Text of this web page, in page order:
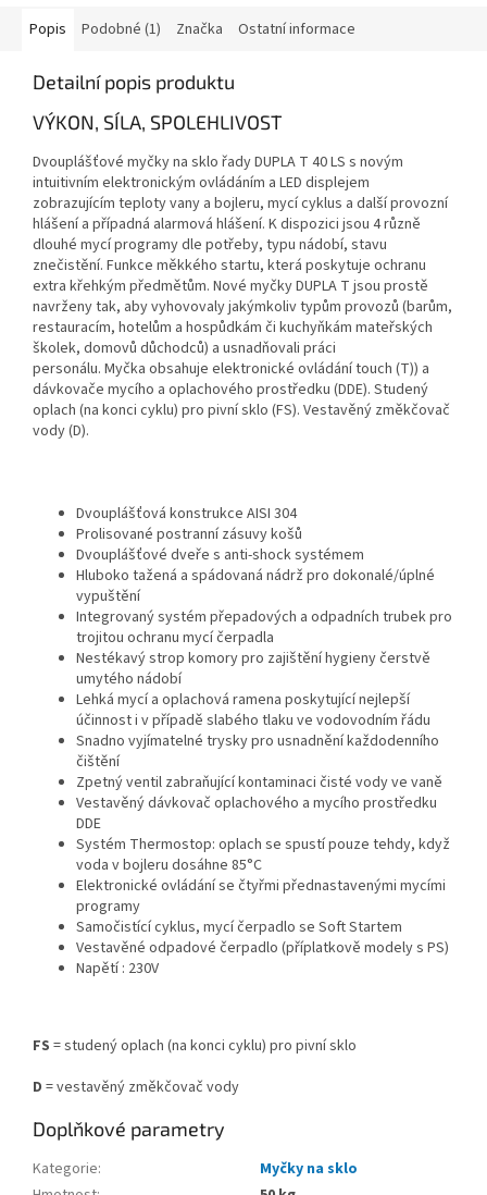
Popis Podobné (1) Značka Ostatní informace
Detailní popis produktu
VÝKON, SÍLA, SPOLEHLIVOST
Dvouplášťové myčky na sklo řady DUPLA T 40 LS s novým
intuitivním elektronickým ovládáním a LED displejem
zobrazujícím teploty vany a bojleru, mycí cyklus a další provozní
hlášení a případná alarmová hlášení. K dispozici jsou 4 různě
dlouhé mycí programy dle potřeby, typu nádobí, stavu
znečistění. Funkce měkkého startu, která poskytuje ochranu
extra křehkým předmětům. Nové myčky DUPLA T jsou prostě
navrženy tak, aby vyhovovaly jakýmkoliv typům provozů (barům,
restauracím, hotelům a hospůdkám či kuchyňkám mateřských
školek, domovů důchodců) a usnadňovali práci
personálu. Myčka obsahuje elektronické ovládání touch (T)) a
dávkovače mycího a oplachového prostředku (DDE). Studený
oplach (na konci cyklu) pro pivní sklo (FS). Vestavěný změkčovač
vody (D).
Dvouplášťová konstrukce AISI 304
Prolisované postranní zásuvy košů
Dvouplášťové dveře s anti-shock systémem
Hluboko tažená a spádovaná nádrž pro dokonalé/úplné
vypuštění
Integrovaný systém přepadových a odpadních trubek pro
trojitou ochranu mycí čerpadla
Nestékavý strop komory pro zajištění hygieny čerstvě
umytého nádobí
Lehká mycí a oplachová ramena poskytující nejlepší
účinnost i v případě slabého tlaku ve vodovodním řádu
Snadno vyjímatelné trysky pro usnadnění každodenního
čištění
Zpetný ventil zabraňující kontaminaci čisté vody ve vaně
Vestavěný dávkovač oplachového a mycího prostředku
DDE
Systém Thermostop: oplach se spustí pouze tehdy, když
voda v bojleru dosáhne 85°C
Elektronické ovládání se čtyřmi přednastavenými mycími
programy
Samočistící cyklus, mycí čerpadlo se Soft Startem
Vestavěné odpadové čerpadlo (příplatkově modely s PS)
Napětí : 230V
FS = studený oplach (na konci cyklu) pro pivní sklo
D = vestavěný změkčovač vody
Doplňkové parametry
Kategorie:
Myčky na sklo